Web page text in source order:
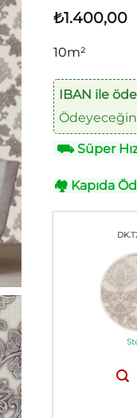
₺1.400,00
10m²
IBAN ile
⛟Süper
🏘 Kapıda